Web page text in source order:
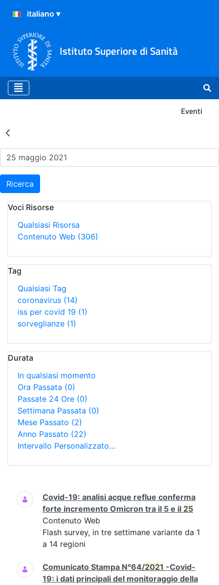
Istituto Superiore di Sanità
Eventi
Risultati della Ricerca -
Ricerca
Voci Risorse
Qualsiasi Risorsa
Contenuto Web (306)
Tag
Qualsiasi Tag
coronavirus (14)
iss per covid 19 (1)
sorveglianze (1)
Durata
In qualsiasi momento
Ora Passata (0)
Passate 24 Ore (0)
Settimana Passata (0)
Mese Passato (2)
Anno Passato (22)
Intervallo Personalizzato…
Ricerca
Covid-19: analisi acque reflue conferma
forte incremento Omicron tra il 5 e il 25
Contenuto Web
Flash survey, in tre settimane variante da 1
a 14 regioni
Comunicato Stampa N°64/2021 -Covid-
19: i dati principali del monitoraggio della